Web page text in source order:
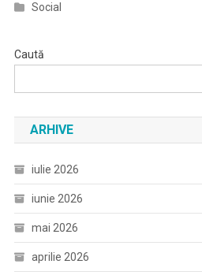
Social
Caută
ARHIVE
iulie 2026
iunie 2026
mai 2026
aprilie 2026